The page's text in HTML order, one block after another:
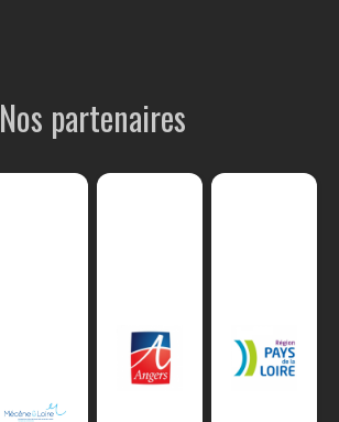
Nos partenaires